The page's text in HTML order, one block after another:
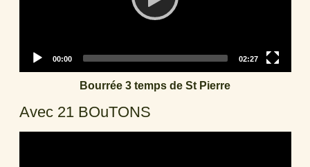
Current
00:00
Total
duration
02:27
Bourrée 3 temps de St Pierre
Avec 21 BOuTONS